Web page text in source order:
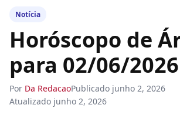
Notícia
Horóscopo de
para 02/06/2026
Por Da RedacaoPublicado junho 2, 2026
Atualizado junho 2, 2026